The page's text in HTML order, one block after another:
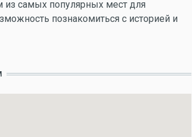
из самых популярных мест для
познакомиться с историей и